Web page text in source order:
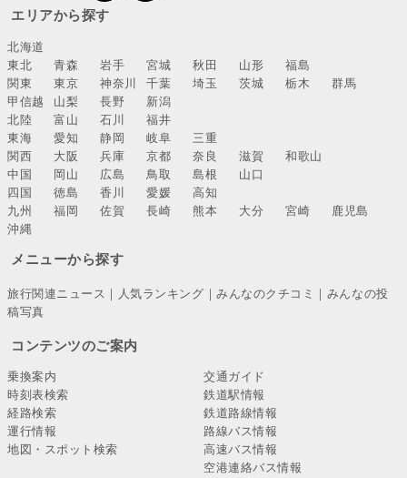
エリアから探す
北海道
東北
青森 岩手 宮城 秋田 山形
福島
関東
東京 神奈川 千葉 埼玉 茨城 栃木
群馬
甲信越
山梨 長野
新潟
北陸
富山 石川
福井
東海
愛知 静岡 岐阜
三重
関西
大阪 兵庫 京都 奈良 滋賀
和歌山
中国
岡山 広島 鳥取 島根
山口
四国
徳島 香川 愛媛
高知
九州
福岡 佐賀 長崎 熊本 大分 宮崎
鹿児島
沖縄
メニューから探す
旅行関連ニュース ｜ 人気ランキング ｜みんなのクチコミ ｜ みんなの投
稿写真
コンテンツのご案内
乗換案内
時刻表検索
経路検索
運行情報
地図・スポット検索
交通ガイド
鉄道駅情報
鉄道路線情報
路線バス情報
高速バス情報
空港連絡バス情報